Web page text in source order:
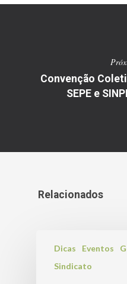
Convenção
SEPE e
Relacionados
Dicas Eventos
Sindicato